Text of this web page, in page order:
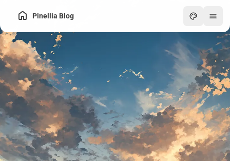
Pinellia Blog